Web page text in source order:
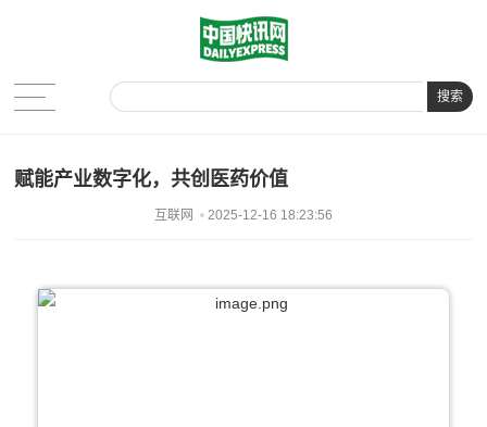
搜索
赋能产业数字化，共创医药价值
互联网 2025-12-16 18:23:56